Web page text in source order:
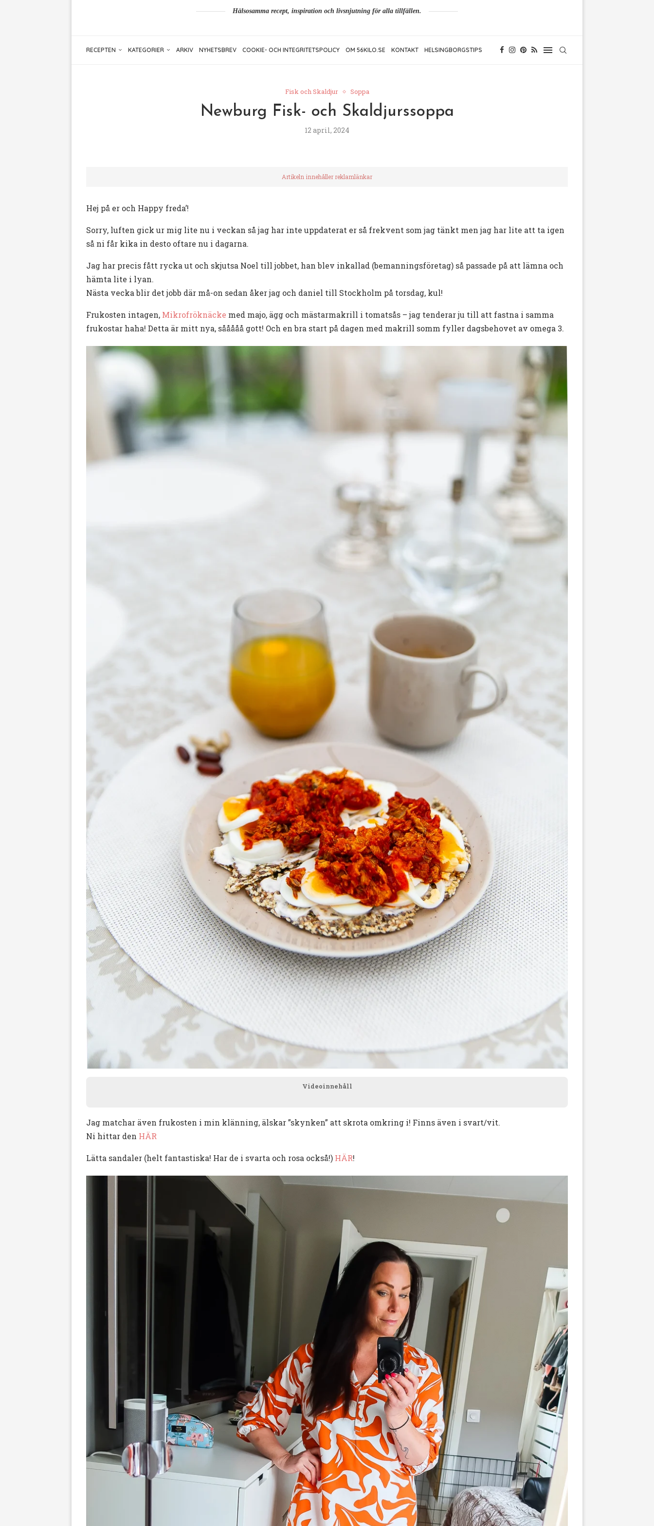
Hälsosamma recept, inspiration och livsnjutning för alla tillfällen.
RECEPTEN KATEGORIER ARKIV NYHETSBREV COOKIE- OCH INTEGRITETSPOLICY OM 56KILO.SE KONTAKT HELSINGBORGSTIPS
Fisk och Skaldjur Soppa
Newburg Fisk- och Skaldjurssoppa
12 april, 2024
Artikeln innehåller reklamlänkar
Hej på er och Happy freda’!
Sorry, luften gick ur mig lite nu i veckan så jag har inte uppdaterat er så frekvent som jag tänkt men jag har lite att ta igen
så ni får kika in desto oftare nu i dagarna.
Jag har precis fått rycka ut och skjutsa Noel till jobbet, han blev inkallad (bemanningsföretag) så passade på att lämna och
hämta lite i lyan.
Nästa vecka blir det jobb där må-on sedan åker jag och daniel till Stockholm på torsdag, kul!
Frukosten intagen, Mikrofröknäcke med majo, ägg och mästarmakrill i tomatsås – jag tenderar ju till att fastna i samma
frukostar haha! Detta är mitt nya, sååååå gott! Och en bra start på dagen med makrill somm fyller dagsbehovet av omega 3.
Videoinnehåll
Jag matchar även frukosten i min klänning, älskar ”skynken” att skrota omkring i! Finns även i svart/vit.
Ni hittar den HÄR
Lätta sandaler (helt fantastiska! Har de i svarta och rosa också!) HÄR!